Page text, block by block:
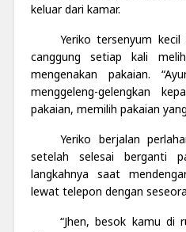
keluar dari kamar.
Yeriko tersenyum
canggung setiap kali
mengenakan pakaian.
menggeleng-gelengkan
pakaian, memilih pakaian
Yeriko berjalan
setelah selesai berganti
langkahnya saat
lewat telepon dengan
“Jhen, besok kamu di